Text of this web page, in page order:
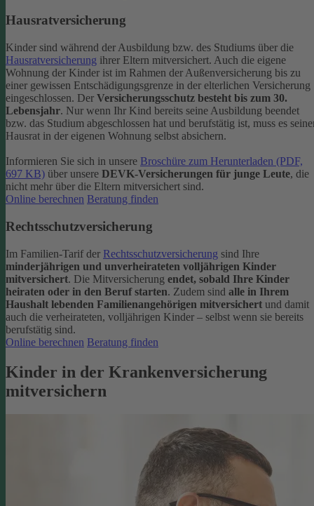
Hausratversicherung
Kinder sind während der Ausbildung bzw. des Studiums über die
Hausratversicherung ihrer Eltern mitversichert. Auch die eigene
Wohnung der Kinder ist im Rahmen der Außenversicherung bis zu
einer gewissen Entschädigungsgrenze in der elterlichen Versicherung
eingeschlossen. Der Versicherungsschutz besteht bis zum 30.
Lebensjahr. Nur wenn Ihr Kind bereits seine Ausbildung beendet
bzw. das Studium abgeschlossen hat und berufstätig ist, muss es
Hausrat in der eigenen Wohnung selbst absichern.
Informieren Sie sich in unsere Broschüre zum Herunterladen (PDF,
697 KB) über unsere DEVK-Versicherungen für junge Leute, die
nicht mehr über die Eltern mitversichert sind.
Online berechnen Beratung finden
Rechtsschutzversicherung
Im Familien-Tarif der Rechtsschutzversicherung sind Ihre
minderjährigen und unverheirateten volljährigen Kinder
mitversichert. Die Mitversicherung endet, sobald Ihre Kinder
heiraten oder in den Beruf starten. Zudem sind alle in Ihrem
Haushalt lebenden Familienangehörigen mitversichert und damit
auch die verheirateten, volljährigen Kinder – selbst wenn sie bereits
berufstätig sind.
Online berechnen Beratung finden
Kinder in der Krankenversicherung
mitversichern